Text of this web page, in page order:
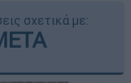
σχετικά με: